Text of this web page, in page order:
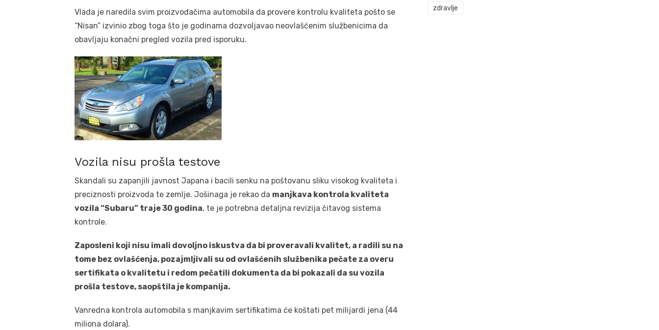
Vlada je naredila svim proizvođačima automobila da provere kontrolu kvaliteta pošto se
“Nisan” izvinio zbog toga što je godinama dozvoljavao neovlašćenim službenicima da
obavljaju konačni pregled vozila pred isporuku.
Vozila nisu prošla testove
Skandali su zapanjili javnost Japana i bacili senku na poštovanu sliku visokog kvaliteta i
preciznosti proizvoda te zemlje. Jošinaga je rekao da manjkava kontrola kvaliteta
vozila “Subaru” traje 30 godina, te je potrebna detaljna revizija čitavog sistema
kontrole.
Zaposleni koji nisu imali dovoljno iskustva da bi proveravali kvalitet, a radili su na
tome bez ovlašćenja, pozajmljivali su od ovlašćenih službenika pečate za overu
sertifikata o kvalitetu i redom pečatili dokumenta da bi pokazali da su vozila
prošla testove, saopštila je kompanija.
Vanredna kontrola automobila s manjkavim sertifikatima će koštati pet milijardi jena (44
miliona dolara).
zdravlje